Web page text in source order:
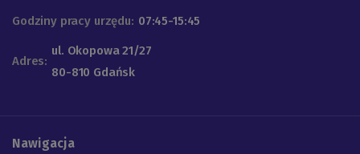
Godziny pracy urzędu: 07:45-15:45
Adres:
ul. Okopowa 21/27
80-810 Gdańsk
Nawigacja